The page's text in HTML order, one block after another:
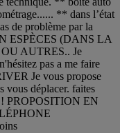
** dans l’état
de problème par la
ESPÈCES (DANS LA
AUTRES.. Je
pas a me faire
Je vous propose
vous déplacer. faites
PROPOSITION EN